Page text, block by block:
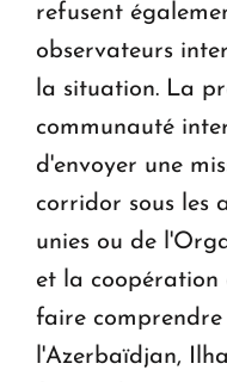
refusent
observateurs
la situation. La
communauté
d'envoyer une
corridor sous les
unies ou de
et la coopération
faire
l'Azerbaïdjan,